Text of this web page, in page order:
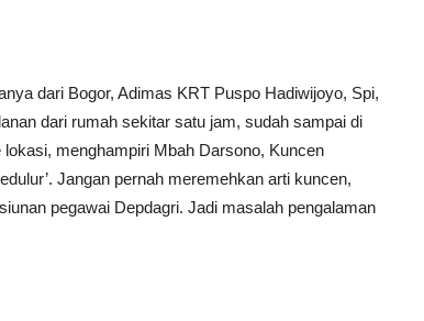
dari Bogor, Adimas KRT Puspo Hadiwijoyo, Spi,
dari rumah sekitar satu jam, sudah sampai di
menghampiri Mbah Darsono, Kuncen
Jangan pernah meremehkan arti kuncen,
pegawai Depdagri. Jadi masalah pengalaman